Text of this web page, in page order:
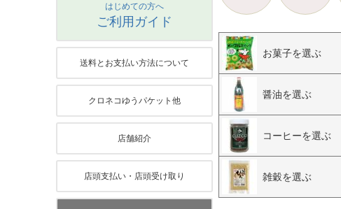
はじめての方へ
ご利用ガイド
送料とお支払い方法について
クロネコゆうパケット他
店舗紹介
店頭支払い・店頭受け取り
お菓子を選ぶ
醤油を選ぶ
コーヒーを選ぶ
雑穀を選ぶ